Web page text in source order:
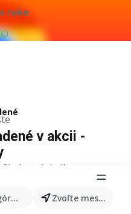
ruke
produkty... Zvoľte mesto
v akcii -
výsledky.
v akcii - Kde